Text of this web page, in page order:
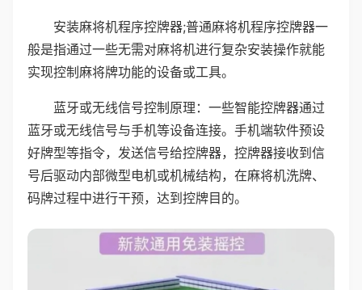
安装麻将机程序控牌器;普通麻将机程序控牌器一
般是指通过一些无需对麻将机进行复杂安装操作就能
实现控制麻将牌功能的设备或工具。
蓝牙或无线信号控制原理：一些智能控牌器通过
蓝牙或无线信号与手机等设备连接。手机端软件预设
好牌型等指令，发送信号给控牌器，控牌器接收到信
号后驱动内部微型电机或机械结构，在麻将机洗牌、
码牌过程中进行干预，达到控牌目的。